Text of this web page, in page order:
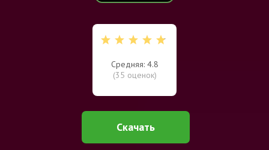
Средняя: 4.8
(35 оценок)
Скачать